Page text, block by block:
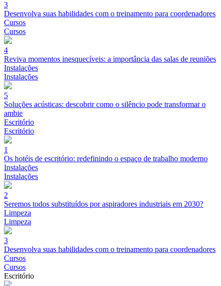
3
Desenvolva suas habilidades com o treinamento para coordenadores
Cursos
Cursos
4
Reviva momentos inesquecíveis: a importância das salas de reuniões
Instalações
Instalações
5
Soluções acústicas: descobrir como o silêncio pode transformar o
ambie
Escritório
Escritório
1
Os hotéis de escritório: redefinindo o espaço de trabalho moderno
Instalações
Instalações
2
Seremos todos substituídos por aspiradores industriais em 2030?
Limpeza
Limpeza
3
Desenvolva suas habilidades com o treinamento para coordenadores
Cursos
Cursos
Escritório